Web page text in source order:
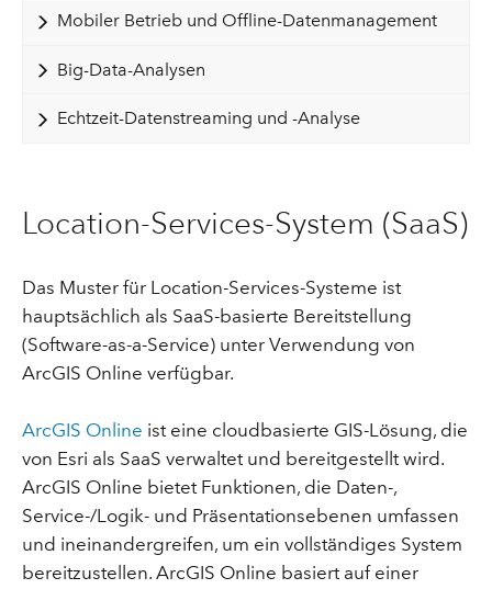
Mobiler Betrieb und Offline-Datenmanagement
Big-Data-Analysen
Echtzeit-Datenstreaming und -Analyse
Location-Services-System (SaaS)
Das Muster für Location-Services-Systeme ist
hauptsächlich als SaaS-basierte Bereitstellung
(Software-as-a-Service) unter Verwendung von
ArcGIS Online verfügbar.
ArcGIS Online ist eine cloudbasierte GIS-Lösung, die
von Esri als SaaS verwaltet und bereitgestellt wird.
ArcGIS Online bietet Funktionen, die Daten-,
Service-/Logik- und Präsentationsebenen umfassen
und ineinandergreifen, um ein vollständiges System
bereitzustellen. ArcGIS Online basiert auf einer